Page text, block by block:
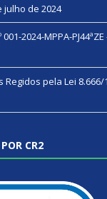
julho de 2024
2024-MPPA-
Regidos pela Lei 8.666/
CR2